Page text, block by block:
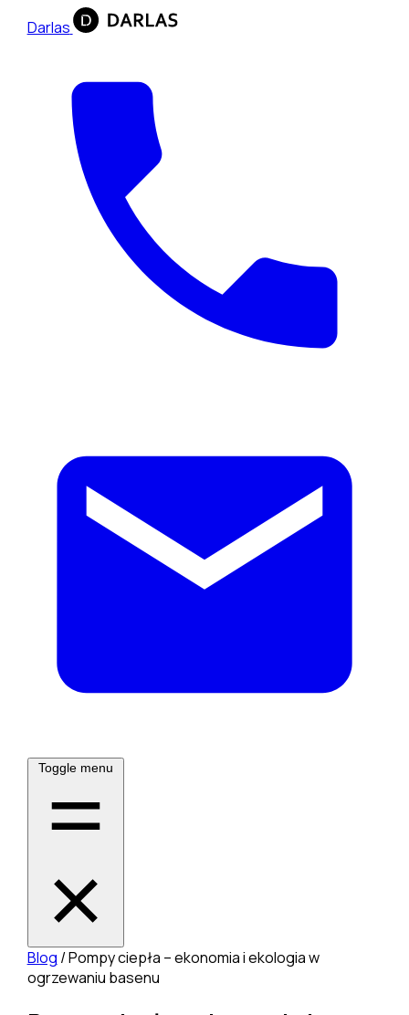
Darlas
Toggle menu
Blog /Pompy ciepła – ekonomia i ekologia w
ogrzewaniu basenu